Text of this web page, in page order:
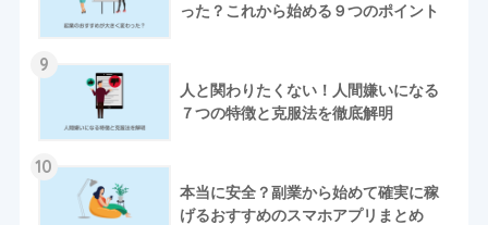
った？これから始める９つのポイント
9
人と関わりたくない！人間嫌いになる
７つの特徴と克服法を徹底解明
10
本当に安全？副業から始めて確実に稼
げるおすすめのスマホアプリまとめ